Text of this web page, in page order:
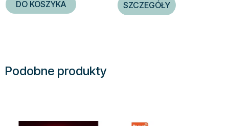
DO KOSZYKA SZCZEGÓŁY
Podobne produkty